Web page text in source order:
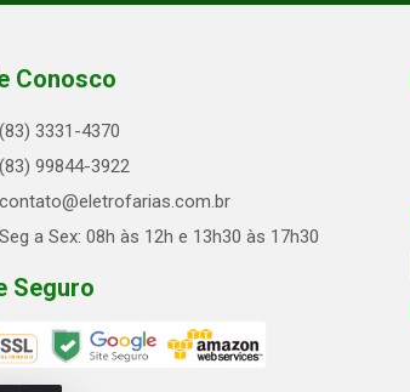
Conosco
(83) 3331-4370
(83) 99844-3922
contato@eletrofarias.com.br
Seg a Sex: 08h às 12h e 13h30 às 17h30
Seguro